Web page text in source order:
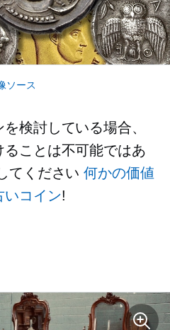
ソース
検討している場合、
ことは不可能ではあ
てください何かの価値
いコイン!